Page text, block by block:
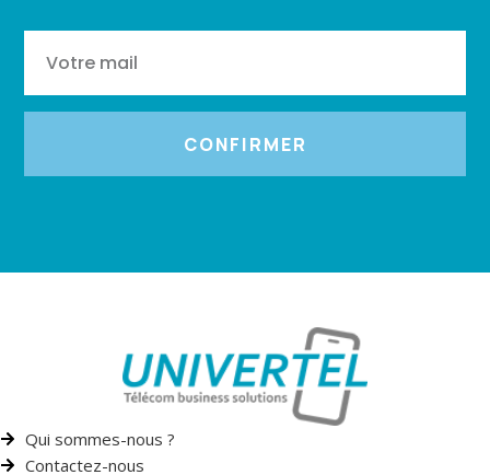
CONFIRMER
Qui sommes-nous ?
Contactez-nous